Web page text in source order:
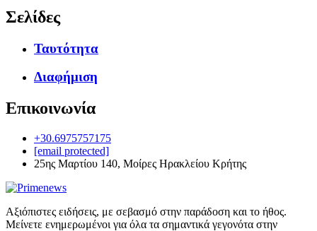
Σελίδες
Ταυτότητα
Διαφήμιση
Επικοινωνία
+30.6975757175
[email protected]
25ης Μαρτίου 140, Μοίρες Ηρακλείου Κρήτης
Αξιόπιστες ειδήσεις, με σεβασμό στην παράδοση και το ήθος.
Μείνετε ενημερωμένοι για όλα τα σημαντικά γεγονότα στην